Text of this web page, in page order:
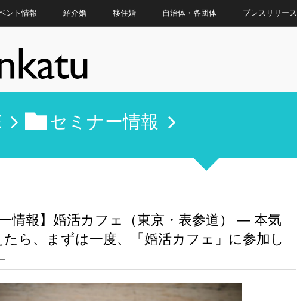
ント情報 紹介婚 移住婚 自治体・各団体 プレスリリース
セミナー情報
情報】婚活カフェ（東京・表参道） ― 本気
ら、まずは一度、「婚活カフェ」に参加し